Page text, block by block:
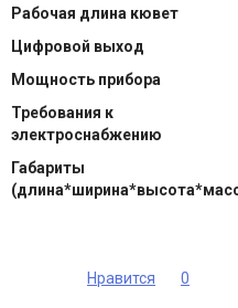
Рабочая длина кювет
Цифровой выход
Мощность прибора
Требования к
электроснабжению
Габариты
Нравится 0